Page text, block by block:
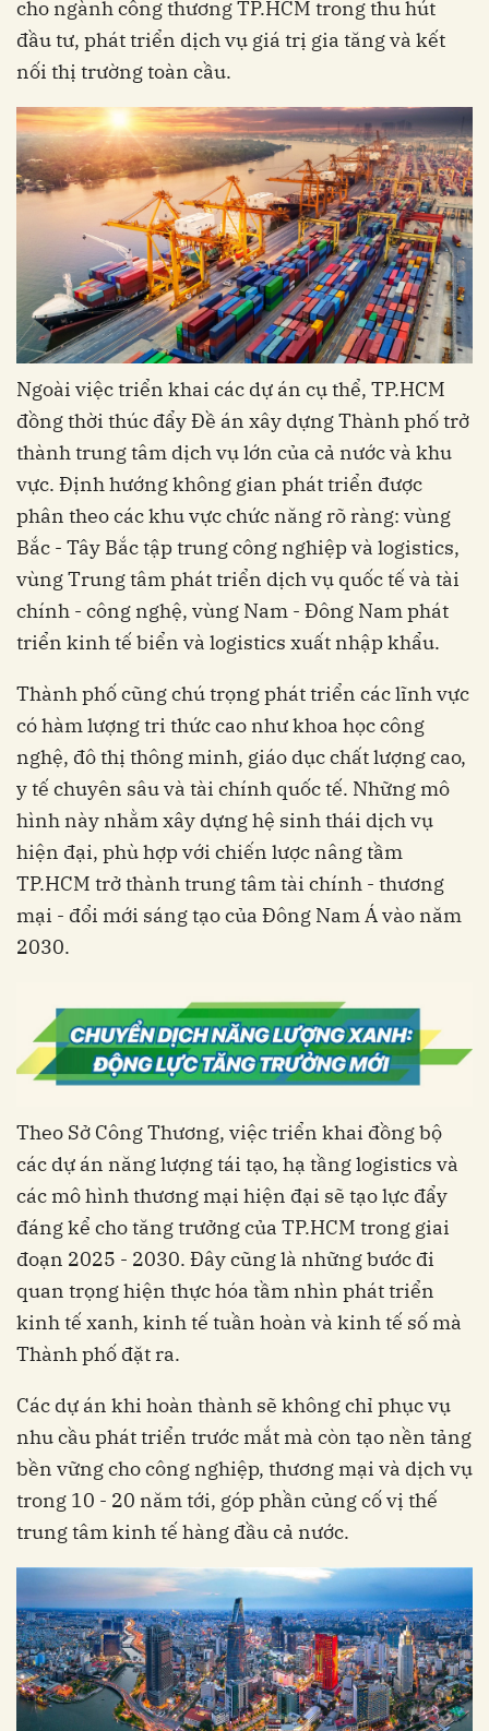
cho ngành công thương TP.HCM trong thu hút
đầu tư, phát triển dịch vụ giá trị gia tăng và kết
nối thị trường toàn cầu.
Ngoài việc triển khai các dự án cụ thể, TP.HCM
đồng thời thúc đẩy Đề án xây dựng Thành phố trở
thành trung tâm dịch vụ lớn của cả nước và khu
vực. Định hướng không gian phát triển được
phân theo các khu vực chức năng rõ ràng: vùng
Bắc - Tây Bắc tập trung công nghiệp và logistics,
vùng Trung tâm phát triển dịch vụ quốc tế và tài
chính - công nghệ, vùng Nam - Đông Nam phát
triển kinh tế biển và logistics xuất nhập khẩu.
Thành phố cũng chú trọng phát triển các lĩnh vực
có hàm lượng tri thức cao như khoa học công
nghệ, đô thị thông minh, giáo dục chất lượng cao,
y tế chuyên sâu và tài chính quốc tế. Những mô
hình này nhằm xây dựng hệ sinh thái dịch vụ
hiện đại, phù hợp với chiến lược nâng tầm
TP.HCM trở thành trung tâm tài chính - thương
mại - đổi mới sáng tạo của Đông Nam Á vào năm
2030.
Theo Sở Công Thương, việc triển khai đồng bộ
các dự án năng lượng tái tạo, hạ tầng logistics và
các mô hình thương mại hiện đại sẽ tạo lực đẩy
đáng kể cho tăng trưởng của TP.HCM trong giai
đoạn 2025 - 2030. Đây cũng là những bước đi
quan trọng hiện thực hóa tầm nhìn phát triển
kinh tế xanh, kinh tế tuần hoàn và kinh tế số mà
Thành phố đặt ra.
Các dự án khi hoàn thành sẽ không chỉ phục vụ
nhu cầu phát triển trước mắt mà còn tạo nền tảng
bền vững cho công nghiệp, thương mại và dịch vụ
trong 10 - 20 năm tới, góp phần củng cố vị thế
trung tâm kinh tế hàng đầu cả nước.